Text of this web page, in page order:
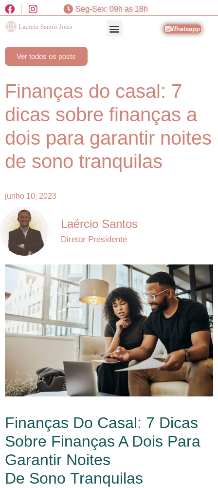
Seg-Sex: 09h as 18h
Whatsapp
Ver todos os posts
Finanças do casal: 7
dicas sobre finanças a
dois para garantir noites
de sono tranquilas
junho 10, 2023
Laércio Santos
Diretor Presidente
Finanças Do Casal: 7 Dicas
Sobre Finanças A Dois Para
Garantir Noites
De Sono Tranquilas